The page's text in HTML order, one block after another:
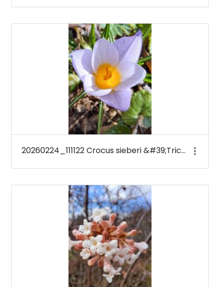
20260224_111122 Crocus sieberi &#39;Tricolor&#39;